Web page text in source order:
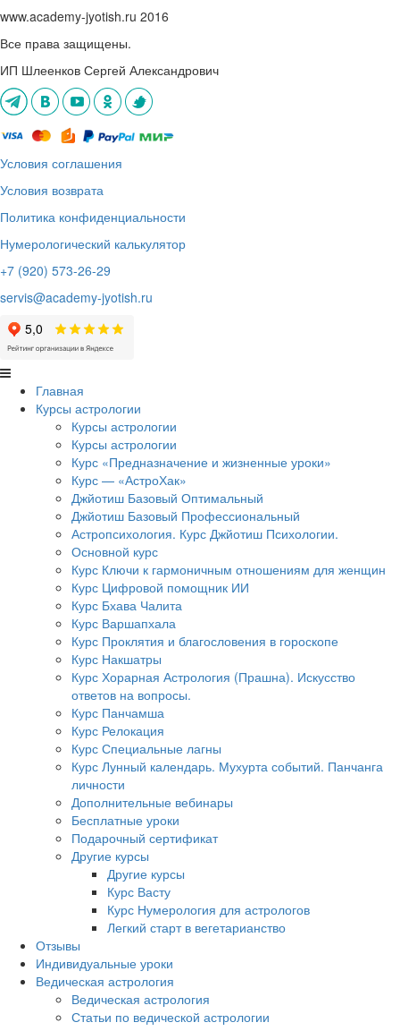
www.academy-jyotish.ru 2016
Все права защищены.
ИП Шлеенков Сергей Александрович
Условия соглашения
Условия возврата
Политика конфиденциальности
Нумерологический калькулятор
+7 (920) 573-26-29
servis@academy-jyotish.ru
Главная
Курсы астрологии
Курсы астрологии
Курсы астрологии
Курс «Предназначение и жизненные уроки»
Курс — «АстроХак»
Джйотиш Базовый Оптимальный
Джйотиш Базовый Профессиональный
Астропсихология. Курс Джйотиш Психологии.
Основной курс
Курс Ключи к гармоничным отношениям для женщин
Курс Цифровой помощник ИИ
Курс Бхава Чалита
Курс Варшапхала
Курс Проклятия и благословения в гороскопе
Курс Накшатры
Курс Хорарная Астрология (Прашна). Искусство
ответов на вопросы.
Курс Панчамша
Курс Релокация
Курс Специальные лагны
Курс Лунный календарь. Мухурта событий. Панчанга
личности
Дополнительные вебинары
Бесплатные уроки
Подарочный сертификат
Другие курсы
Другие курсы
Курс Васту
Курс Нумерология для астрологов
Легкий старт в вегетарианство
Отзывы
Индивидуальные уроки
Ведическая астрология
Ведическая астрология
Статьи по ведической астрологии